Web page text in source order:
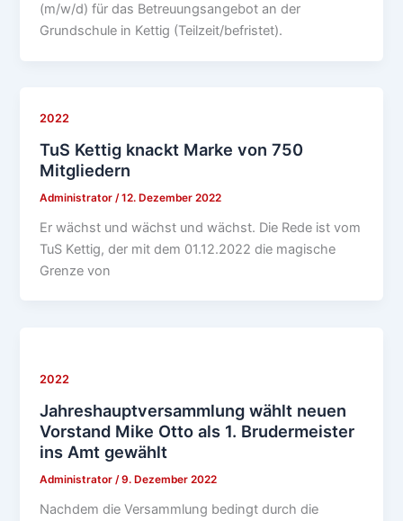
(m/w/d) für das Betreuungsangebot an der
Grundschule in Kettig (Teilzeit/befristet).
2022
TuS Kettig knackt Marke von 750
Mitgliedern
Administrator /12. Dezember 2022
Er wächst und wächst und wächst. Die Rede ist vom
TuS Kettig, der mit dem 01.12.2022 die magische
Grenze von
2022
Jahreshauptversammlung wählt neuen
Vorstand Mike Otto als 1. Brudermeister
ins Amt gewählt
Administrator/9. Dezember 2022
Nachdem die Versammlung bedingt durch die